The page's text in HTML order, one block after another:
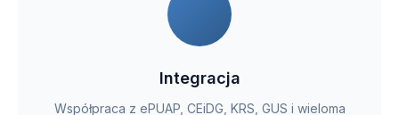
Integracja
Współpraca z ePUAP, CEiDG, KRS, GUS i wieloma